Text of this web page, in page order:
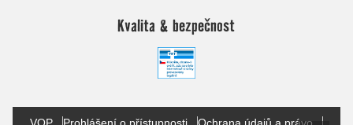
Kvalita & bezpečnost